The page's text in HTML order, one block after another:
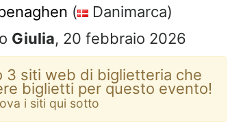
(
Danimarca)
Giulia, 20 febbraio 2026
3 siti web di biglietteria che
biglietti per questo evento!
i siti qui sotto